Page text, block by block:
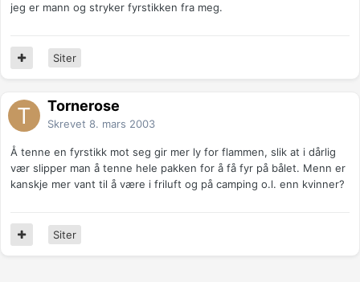
jeg er mann og stryker fyrstikken fra meg.
Siter
Tornerose
Skrevet 8. mars 2003
Å tenne en fyrstikk mot seg gir mer ly for flammen, slik at i dårlig
vær slipper man å tenne hele pakken for å få fyr på bålet. Menn er
kanskje mer vant til å være i friluft og på camping o.l. enn kvinner?
Siter